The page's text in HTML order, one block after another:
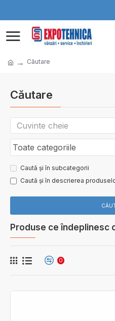
Căutare
Căutare
Caută și în subcategorii
Caută și în descrierea
Produse ce îndeplinesc
0